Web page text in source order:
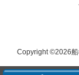
Copyright ©2026船